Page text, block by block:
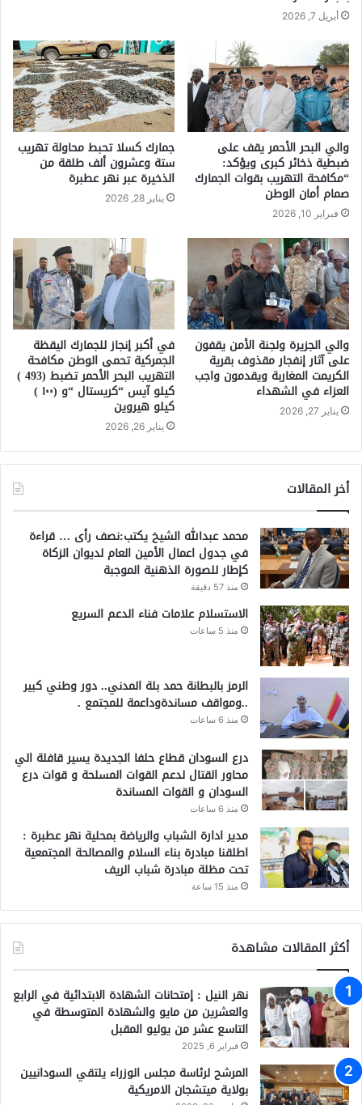
أبريل 7, 2026
والي البحر الأحمر يقف على
ضبطية ذخائر كبرى ويؤكد:
“مكافحة التهريب بقوات الجمارك
صمام أمان الوطن
فبراير 10, 2026
جمارك كسلا تحبط محاولة تهريب
ستة وعشرون ألف طلقة من
الذخيرة عبر نهر عطبرة
يناير 28, 2026
والي الجزيرة ولجنة الأمن يقفون
على آثار إنفجار مقذوف بقرية
الكريمت المغاربة ويقدمون واجب
العزاء في الشهداء
يناير 27, 2026
في أكبر إنجاز للجمارك اليقظة
الجمركية تحمى الوطن مكافحة
التهريب البحر الأحمر تضبط (493 )
كيلو آيس “كريستال “و (١٠٠ )
كيلو هيروين
يناير 26, 2026
أخر المقالات
محمد عبدالله الشيخ يكتب:نصف رأى … قراءة
في جدول اعمال الأمين العام لديوان الزكاة
كإطار للصورة الذهنية الموجبة
منذ 57 دقيقة
الاستسلام علامات فناء الدعم السريع
منذ 5 ساعات
الرمز بالبطانة حمد بلة المدني.. دور وطني كبير
..ومواقف مساندةوداعمة للمجتمع .
منذ 6 ساعات
درع السودان قطاع حلفا الجديدة يسير قافلة الي
محاور القتال لدعم القوات المسلحة و قوات درع
السودان و القوات المساندة
منذ 6 ساعات
مدير ادارة الشباب والرياضة بمحلية نهر عطبرة :
اطلقنا مبادرة بناء السلام والمصالحة المجتمعية
تحت مظلة مبادرة شباب الريف
منذ 15 ساعة
أكثر المقالات مشاهدة
نهر النيل : إمتحانات الشهادة الابتدائية في الرابع
والعشرين من مايو والشهادة المتوسطة في
التاسع عشر من يوليو المقبل
فبراير 6, 2025
المرشح لرئاسة مجلس الوزراء يلتقي السودانيين
بولاية ميتشجان الامريكية